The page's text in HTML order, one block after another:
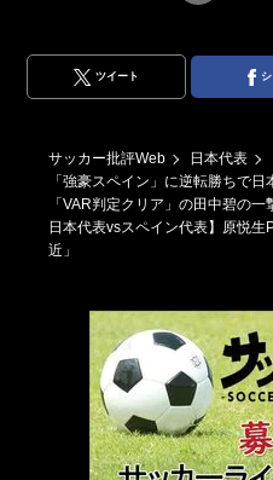
ツイート
サッカー批評Web
日本代表
「強豪スペイン」に逆転勝ちで
「VAR判定クリア」の田中碧の
日本代表vsスペイン代表】原悦
近」